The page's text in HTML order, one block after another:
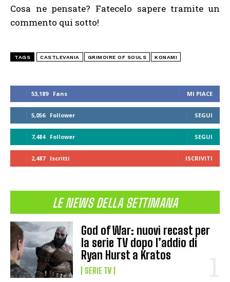
53,189 Fans MI PIACE
5,056 Follower SEGUI
7,484 Follower SEGUI
2,487 Iscritti ISCRIVITI
LE NEWS DELLA SETTIMANA
God of War: nuovi recast per
la serie TV dopo l’addio di
Ryan Hurst a Kratos
SERIE TV
Cosa ne pensate? Fatecelo sapere tramite un
commento qui sotto!
TAGS CASTLEVANIA GRIMOIRE OF SOULS KONAMI